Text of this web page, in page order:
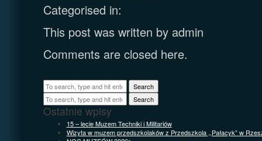
Categorised in:
This post was written by admin
Comments are closed here.
Search
Search
Ostatnie wpisy
15 – lecie Muzem Techniki i Militariów
Wizyta w muzem przedszkolaków z Przedszkola ,,Pałacyk” w